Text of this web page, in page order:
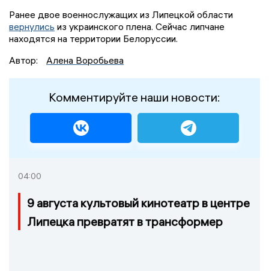
Ранее двое военнослужащих из Липецкой области
вернулись из украинского плена. Сейчас липчане
находятся на территории Белоруссии.
Автор:
Алена Воробьева
Комментируйте наши новости:
04:00
9 августа культовый кинотеатр в центре
Липецка превратят в трансформер